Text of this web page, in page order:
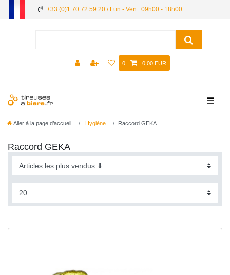
+33 (0)1 70 72 59 20 / Lun - Ven : 09h00 - 18h00
0 0,00 EUR
☰
Aller à la page d’accueil Hygiène Raccord GEKA
Raccord GEKA